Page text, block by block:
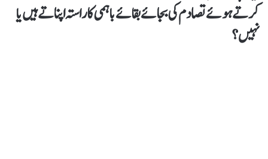
کرتے ہوئے تصادم کی بجائے بقائے باہمی کا راستہ اپناتے ہیں یا
نہیں؟